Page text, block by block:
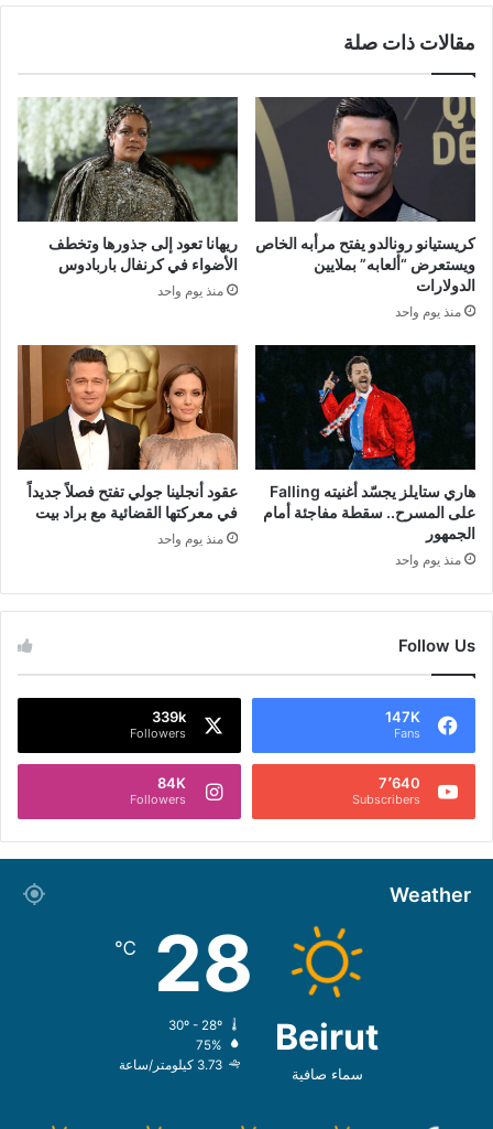
مقالات ذات صلة
كريستيانو رونالدو يفتح مرأبه الخاص
ويستعرض “ألعابه” بملايين
الدولارات
منذ يوم واحد
ريهانا تعود إلى جذورها وتخطف
الأضواء في كرنفال باربادوس
منذ يوم واحد
هاري ستايلز يجسّد أغنيته Falling
على المسرح.. سقطة مفاجئة أمام
الجمهور
منذ يوم واحد
عقود أنجلينا جولي تفتح فصلاً جديداً
في معركتها القضائية مع براد بيت
منذ يوم واحد
Follow Us
147K
Fans
339k
Followers
7٬640
Subscribers
84K
Followers
Weather
Beirut
سماء صافية
28
℃
75%
3.73 كيلومتر/ساعة